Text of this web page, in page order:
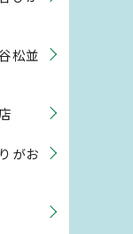
松並
がお